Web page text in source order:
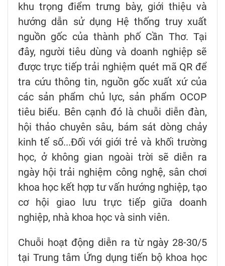
khu trọng điểm trưng bày, giới thiệu và
hướng dẫn sử dụng Hệ thống truy xuất
nguồn gốc của thành phố Cần Thơ. Tại
đây, người tiêu dùng và doanh nghiệp sẽ
được trực tiếp trải nghiệm quét mã QR để
tra cứu thông tin, nguồn gốc xuất xứ của
các sản phẩm chủ lực, sản phẩm OCOP
tiêu biểu. Bên cạnh đó là chuỗi diễn đàn,
hội thảo chuyên sâu, bám sát dòng chảy
kinh tế số...Đối với giới trẻ và khối trường
học, ở không gian ngoài trời sẽ diễn ra
ngày hội trải nghiệm công nghệ, sân chơi
khoa học kết hợp tư vấn hướng nghiệp, tạo
cơ hội giao lưu trực tiếp giữa doanh
nghiệp, nhà khoa học và sinh viên.
Chuỗi hoạt động diễn ra từ ngày 28-30/5
tại Trung tâm Ứng dụng tiến bộ khoa học